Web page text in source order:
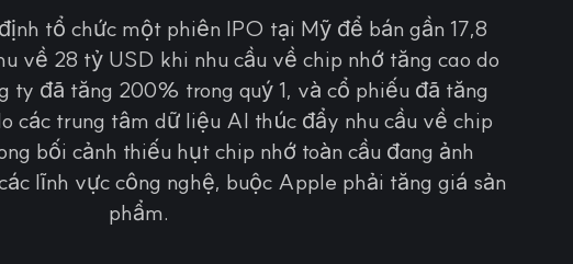
tổ chức một phiên IPO tại Mỹ để bán gần 17,8
về 28 tỷ USD khi nhu cầu về chip nhớ tăng cao do
ty đã tăng 200% trong quý 1, và cổ phiếu đã tăng
các trung tâm dữ liệu AI thúc đẩy nhu cầu về chip
bối cảnh thiếu hụt chip nhớ toàn cầu đang ảnh
lĩnh vực công nghệ, buộc Apple phải tăng giá sản
phẩm.